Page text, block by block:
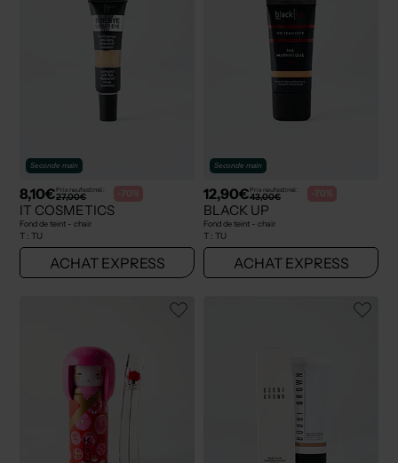
Seconde main
8,10€Prix neuf estimé :
27,00€ -70%
IT COSMETICS
Fond de teint - chair
T : TU
ACHAT EXPRESS
Seconde main
12,90€Prix neuf estimé :
43,00€ -70%
BLACK UP
Fond de teint - chair
T : TU
ACHAT EXPRESS